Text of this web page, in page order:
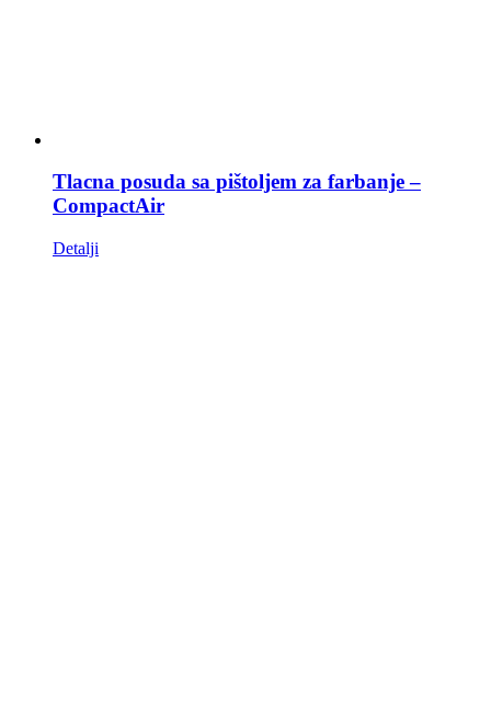
Tlacna posuda sa pištoljem za farbanje –
CompactAir
Detalji